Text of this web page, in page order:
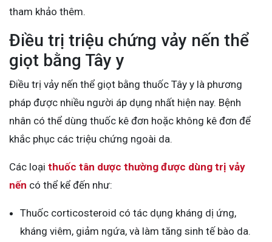
tham khảo thêm.
Điều trị triệu chứng vảy nến thể
giọt bằng Tây y
Điều trị vảy nến thể giọt bằng thuốc Tây y là phương
pháp được nhiều người áp dụng nhất hiện nay. Bệnh
nhân có thể dùng thuốc kê đơn hoặc không kê đơn để
khắc phục các triệu chứng ngoài da.
Các loại thuốc tân dược thường được dùng trị vảy
nến có thể kể đến như:
Thuốc corticosteroid có tác dụng kháng dị ứng,
kháng viêm, giảm ngứa, và làm tăng sinh tế bào da.